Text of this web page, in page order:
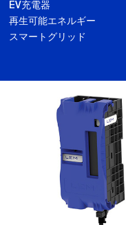
EV充電器
再生可能エネルギー
スマートグリッド